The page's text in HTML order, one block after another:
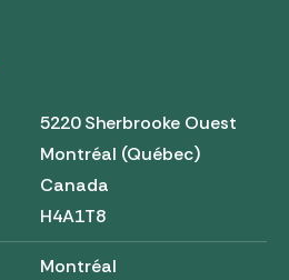
5220 Sherbrooke Ouest
Montréal (Québec)
Canada
H4A1T8
Montréal